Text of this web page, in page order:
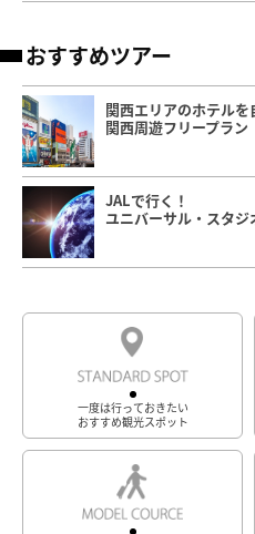
おすすめツアー
関西エリアのホテルを
関西周遊フリープラン
JALで行く！
ユニバーサル・スタジ
一度は行っておきたい
おすすめ観光スポット